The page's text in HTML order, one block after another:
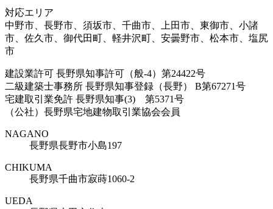
対応エリア
中野市、長野市、須坂市、千曲市、上田市、東御市、小諸
市、佐久市、御代田町、軽井沢町、安曇野市、松本市、塩尻
市
建設業許可 長野県知事許可（般-4）第24422号
二級建築士事務所 長野県知事登録（長野） B第67271号
宅建取引業免許 長野県知事(3) 第5371号
（公社）長野県宅地建物取引業協会会員
NAGANO
長野県長野市小島197
CHIKUMA
長野県千曲市寂蒔1060-2
UEDA